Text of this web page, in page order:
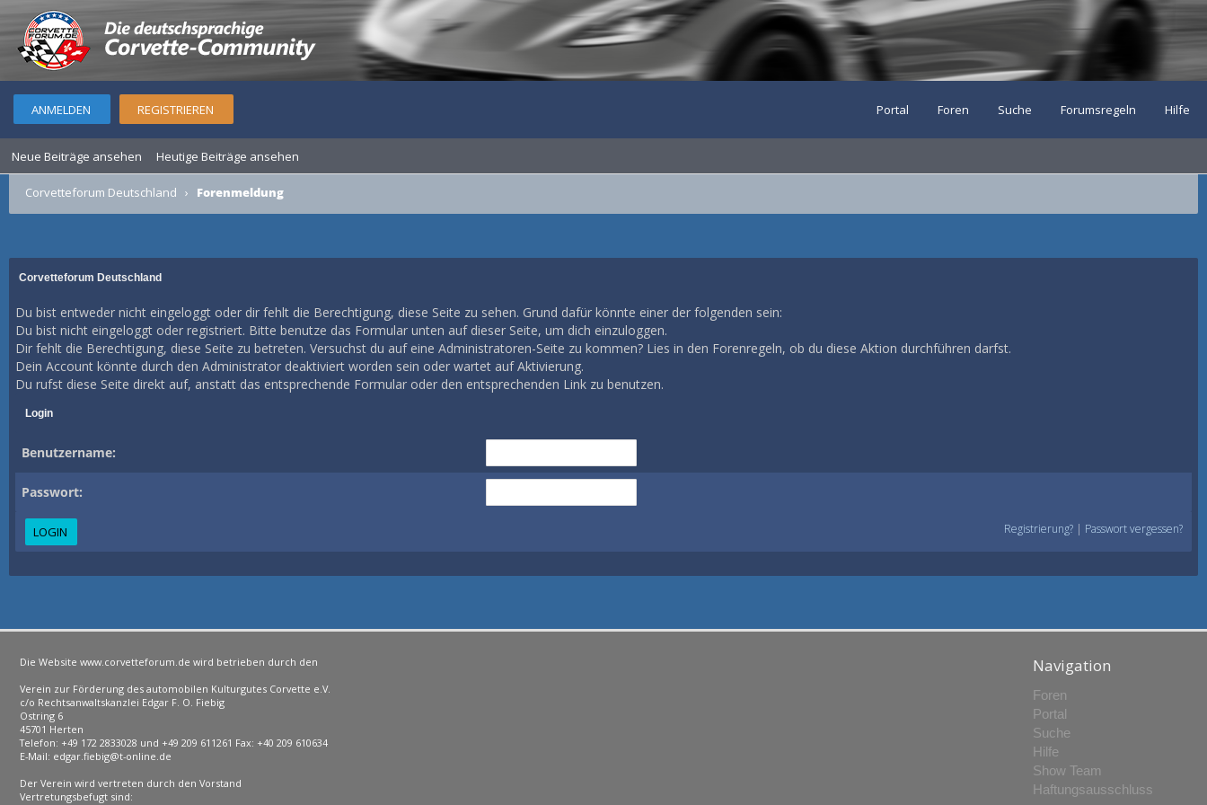
ANMELDEN REGISTRIEREN Portal Foren Suche Forumsregeln Hilfe
Neue Beiträge ansehen Heutige Beiträge ansehen
Corvetteforum Deutschland › Forenmeldung
Corvetteforum Deutschland
Du bist entweder nicht eingeloggt oder dir fehlt die Berechtigung, diese Seite zu sehen. Grund dafür könnte einer der folgenden sein:
Du bist nicht eingeloggt oder registriert. Bitte benutze das Formular unten auf dieser Seite, um dich einzuloggen.
Dir fehlt die Berechtigung, diese Seite zu betreten. Versuchst du auf eine Administratoren-Seite zu kommen? Lies in den Forenregeln, ob du diese Aktion durchführen darfst.
Dein Account könnte durch den Administrator deaktiviert worden sein oder wartet auf Aktivierung.
Du rufst diese Seite direkt auf, anstatt das entsprechende Formular oder den entsprechenden Link zu benutzen.
Login
Benutzername:
Passwort:
Registrierung? | Passwort vergessen?
Navigation
Foren
Portal
Suche
Hilfe
Show Team
Haftungsausschluss
Die Website www.corvetteforum.de wird betrieben durch den
Verein zur Förderung des automobilen Kulturgutes Corvette e.V.
c/o Rechtsanwaltskanzlei Edgar F. O. Fiebig
Ostring 6
45701 Herten
Telefon: +49 172 2833028 und +49 209 611261 Fax: +40 209 610634
E-Mail: edgar.fiebig@t-online.de
Der Verein wird vertreten durch den Vorstand
Vertretungsbefugt sind: